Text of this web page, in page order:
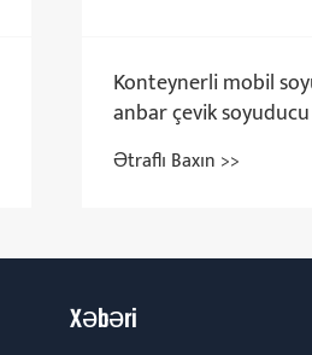
Konteynerli mobil
anbar çevik
üçün ən yaxşı həlldir
Ətraflı Baxın >>
Xəbəri